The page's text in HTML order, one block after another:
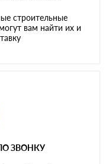
строительные
вам найти их и
ЗВОНКУ